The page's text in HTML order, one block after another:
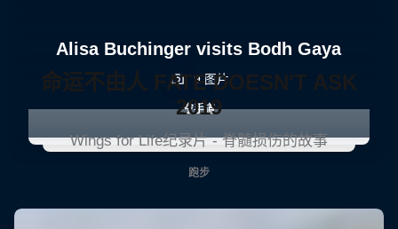
Alisa Buchinger visits Bodh Gaya
9 图片
空手道
命运不由人 FATE DOESN'T ASK
2019
Wings for Life纪录片 - 脊髓损伤的故事
跑步